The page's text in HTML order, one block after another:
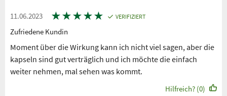
11.06.2023 ★★★★★ VERIFIZIERT
Zufriedene Kundin
Moment über die Wirkung kann ich nicht viel sagen, aber die
kapseln sind gut verträglich und ich möchte die einfach
weiter nehmen, mal sehen was kommt.
Hilfreich? (0)